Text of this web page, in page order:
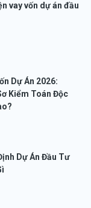
vay vốn dự án đầu
Dự Án 2026:
Kiểm Toán Độc
Dự Án Đầu Tư